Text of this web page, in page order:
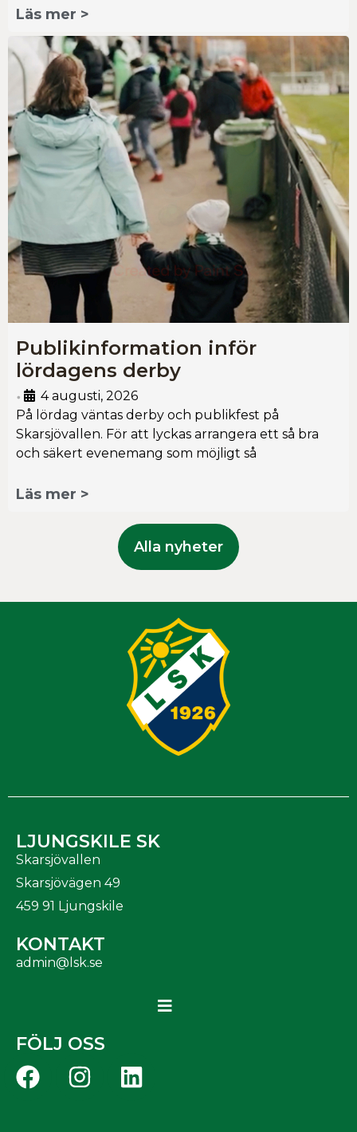
Läs mer >
Publikinformation inför
lördagens derby
•
4 augusti, 2026
På lördag väntas derby och publikfest på
Skarsjövallen. För att lyckas arrangera ett så bra
och säkert evenemang som möjligt så
Läs mer >
Alla nyheter
LJUNGSKILE SK
Skarsjövallen
Skarsjövägen 49
459 91 Ljungskile
KONTAKT
admin@lsk.se
FÖLJ OSS